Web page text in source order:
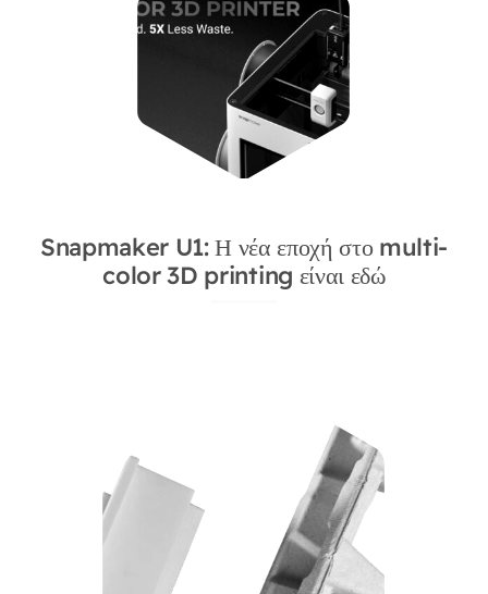
Snapmaker U1: Η νέα εποχή στο multi-
color 3D printing είναι εδώ